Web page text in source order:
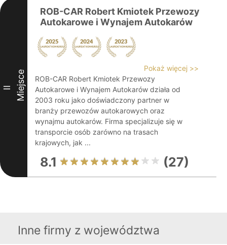
II Miejsce
ROB-CAR Robert Kmiotek Przewozy
Autokarowe i Wynajem Autokarów
Pokaż więcej >>
ROB-CAR Robert Kmiotek Przewozy
Autokarowe i Wynajem Autokarów działa od
2003 roku jako doświadczony partner w
branży przewozów autokarowych oraz
wynajmu autokarów. Firma specjalizuje się w
transporcie osób zarówno na trasach
krajowych, jak ...
8.1 (27)
Inne firmy z województwa